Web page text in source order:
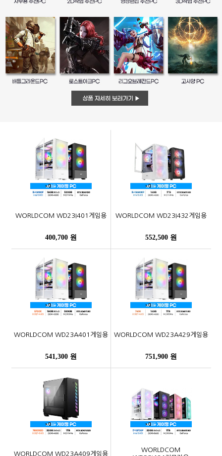
WORLDCOM WD23I401게임용
400,700 원
WORLDCOM WD23I432게임용
552,500 원
WORLDCOM WD23A401게임용
541,300 원
WORLDCOM WD23A429게임용
751,900 원
WORLDCOM WD23A409게임용
WORLDCOM